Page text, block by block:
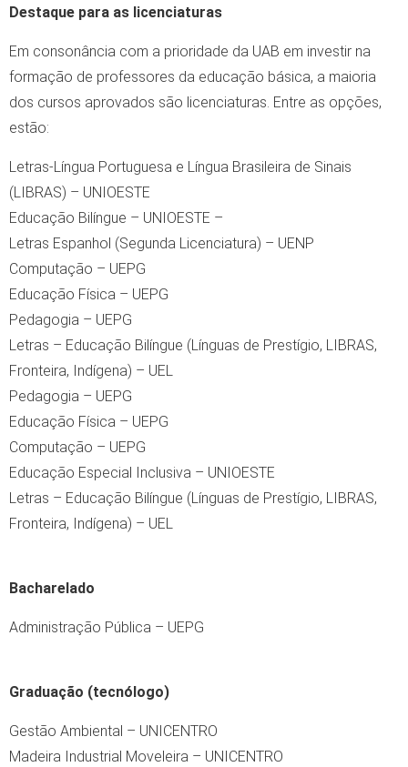
Destaque para as licenciaturas
Em consonância com a prioridade da UAB em investir na
formação de professores da educação básica, a maioria
dos cursos aprovados são licenciaturas. Entre as opções,
estão:
Letras-Língua Portuguesa e Língua Brasileira de Sinais
(LIBRAS) – UNIOESTE
Educação Bilíngue – UNIOESTE –
Letras Espanhol (Segunda Licenciatura) – UENP
Computação – UEPG
Educação Física – UEPG
Pedagogia – UEPG
Letras – Educação Bilíngue (Línguas de Prestígio, LIBRAS,
Fronteira, Indígena) – UEL
Pedagogia – UEPG
Educação Física – UEPG
Computação – UEPG
Educação Especial Inclusiva – UNIOESTE
Letras – Educação Bilíngue (Línguas de Prestígio, LIBRAS,
Fronteira, Indígena) – UEL
Bacharelado
Administração Pública – UEPG
Graduação (tecnólogo)
Gestão Ambiental – UNICENTRO
Madeira Industrial Moveleira – UNICENTRO